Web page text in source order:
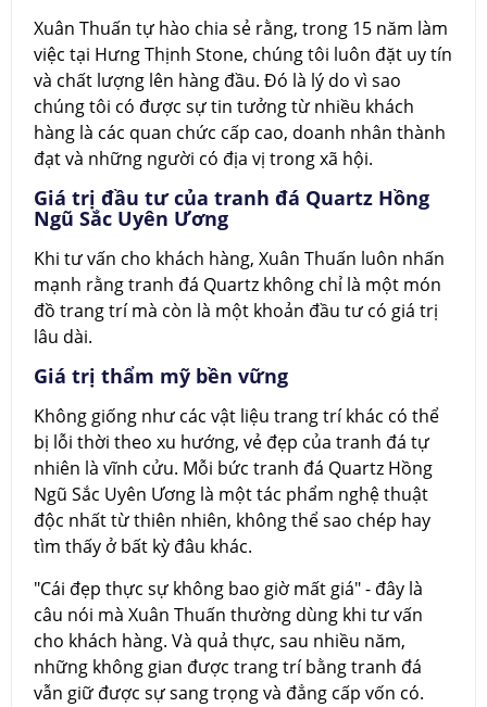
Xuân Thuấn tự hào chia sẻ rằng, trong 15 năm làm
việc tại Hưng Thịnh Stone, chúng tôi luôn đặt uy tín
và chất lượng lên hàng đầu. Đó là lý do vì sao
chúng tôi có được sự tin tưởng từ nhiều khách
hàng là các quan chức cấp cao, doanh nhân thành
đạt và những người có địa vị trong xã hội.
Giá trị đầu tư của tranh đá Quartz Hồng
Ngũ Sắc Uyên Ương
Khi tư vấn cho khách hàng, Xuân Thuấn luôn nhấn
mạnh rằng tranh đá Quartz không chỉ là một món
đồ trang trí mà còn là một khoản đầu tư có giá trị
lâu dài.
Giá trị thẩm mỹ bền vững
Không giống như các vật liệu trang trí khác có thể
bị lỗi thời theo xu hướng, vẻ đẹp của tranh đá tự
nhiên là vĩnh cửu. Mỗi bức tranh đá Quartz Hồng
Ngũ Sắc Uyên Ương là một tác phẩm nghệ thuật
độc nhất từ thiên nhiên, không thể sao chép hay
tìm thấy ở bất kỳ đâu khác.
"Cái đẹp thực sự không bao giờ mất giá" - đây là
câu nói mà Xuân Thuấn thường dùng khi tư vấn
cho khách hàng. Và quả thực, sau nhiều năm,
những không gian được trang trí bằng tranh đá
vẫn giữ được sự sang trọng và đẳng cấp vốn có.